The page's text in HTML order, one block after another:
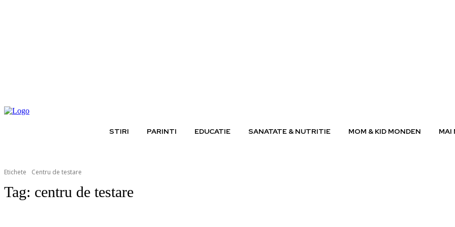
STIRI PARINTI EDUCATIE SANATATE & NUTRITIE MOM & KID MONDEN MAI
Etichete Centru de testare
Tag: centru de testare